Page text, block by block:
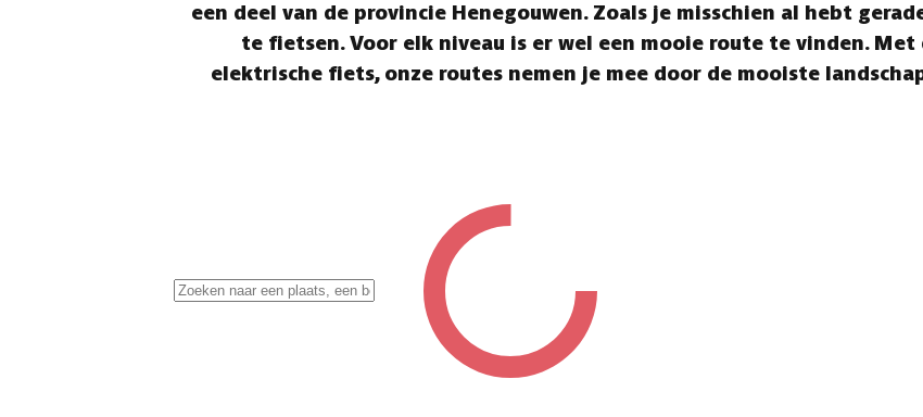
een deel van de provincie Henegouwen. Zoals je misschien al hebt
te fietsen. Voor elk niveau is er wel een mooie route te vinden.
elektrische fiets, onze routes nemen je mee door de mooiste